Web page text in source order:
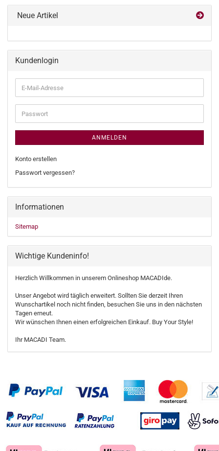
Neue Artikel
Kundenlogin
E-
Mail-
Adresse
Passwort
ANMELDEN
Konto erstellen
Passwort vergessen?
Informationen
Sitemap
Wichtige Kundeninfo!
Herzlich Willkommen in unserem Onlineshop MACADIde.
Unser Angebot wird täglich erweitert. Sollten Sie derzeit Ihren
Wunschartikel noch nicht finden, besuchen Sie uns in den nächsten
Tagen erneut.
Wir wünschen Ihnen einen erfolgreichen Einkauf. Buy Your Style!
Ihr MACADI Team.